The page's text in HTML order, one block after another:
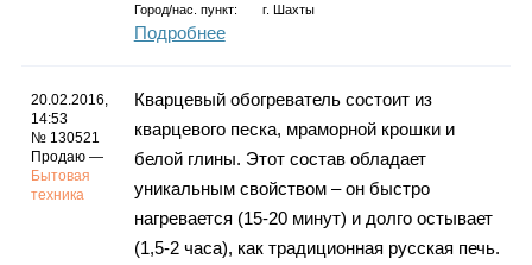
Город/нас. пункт: г. Шахты
Подробнее
20.02.2016,
14:53
№ 130521
Продаю —
Бытовая
техника
Кварцевый обогреватель состоит из
кварцевого песка, мраморной крошки и
белой глины. Этот состав обладает
уникальным свойством – он быстро
нагревается (15-20 минут) и долго остывает
(1,5-2 часа), как традиционная русская печь.